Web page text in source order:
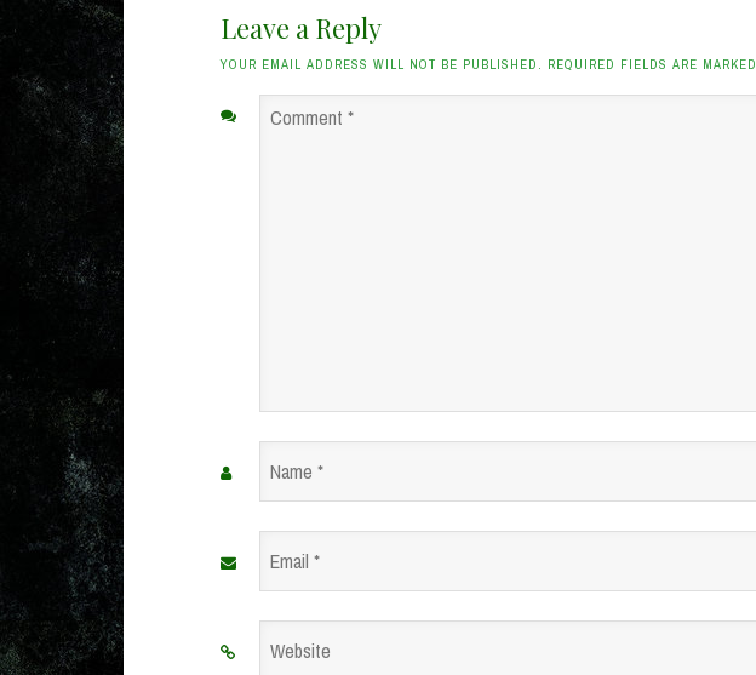
Leave a Reply
YOUR EMAIL ADDRESS WILL NOT BE PUBLISHED. REQUIRED FIELDS ARE MARKED
Comment
Name
Email
Website